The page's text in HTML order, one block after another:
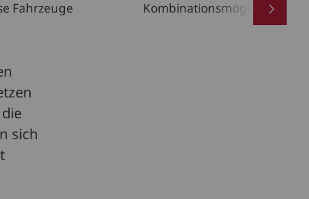
Fahrzeuge Kombinationsmöglichkeiten
sich